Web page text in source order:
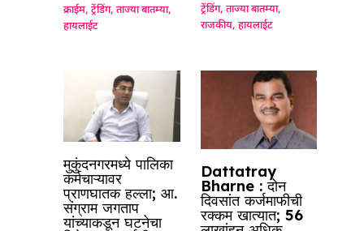
क्राईम,ट्रेंडिंग,ताज्या बातम्या,
हायलाईट
ट्रेंडिंग, ताज्या बातम्या,
राजकीय, हायलाईट
मुकुंदनगरमध्ये पालिका
कर्मचाऱ्यावर
प्राणघातक हल्ला; आ.
संग्राम जगताप
यांच्याकडून घटनेचा
Dattatray
Bharne : दोन
दिवसांत कर्जमाफीची
रक्कम खात्यात; 56